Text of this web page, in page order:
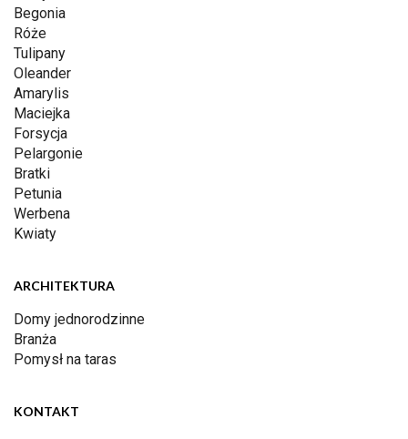
Begonia
Róże
Tulipany
Oleander
Amarylis
Maciejka
Forsycja
Pelargonie
Bratki
Petunia
Werbena
Kwiaty
ARCHITEKTURA
Domy jednorodzinne
Branża
Pomysł na taras
KONTAKT